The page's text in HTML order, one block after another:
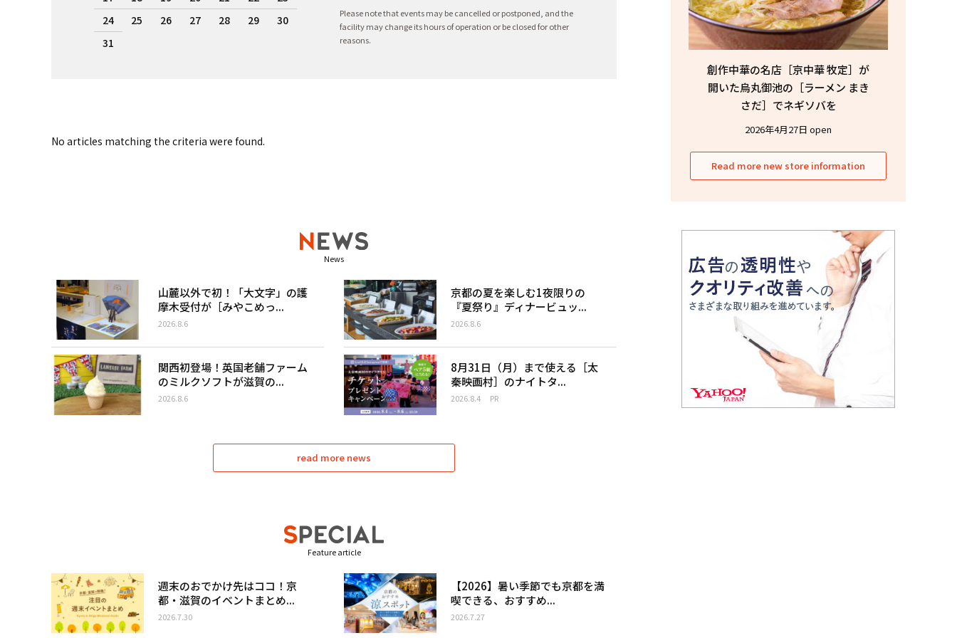
24
25 26 27 28 29
30
31
Please note that events may be cancelled or postponed, and the
facility may change its hours of operation or be closed for other
reasons.
No articles matching the criteria were found.
News
山麓以外で初！「大文字」の護
摩木受付が［みやこめっ...
2026.8.6
京都の夏を楽しむ1夜限りの
『夏祭り』ディナービュッ...
2026.8.6
関西初登場！英国老舗ファーム
のミルクソフトが滋賀の...
2026.8.6
8月31日（月）まで使える［太
秦映画村］のナイトタ...
2026.8.4 PR
read more news
Feature article
週末のおでかけ先はココ！京
都・滋賀のイベントまとめ...
2026.7.30
【2026】暑い季節でも京都を満
喫できる、おすすめ...
2026.7.27
創作中華の名店［京中華 牧定］が
開いた烏丸御池の［ラーメン まき
さだ］でネギソバを
2026年4月27日 open
Read more new store information